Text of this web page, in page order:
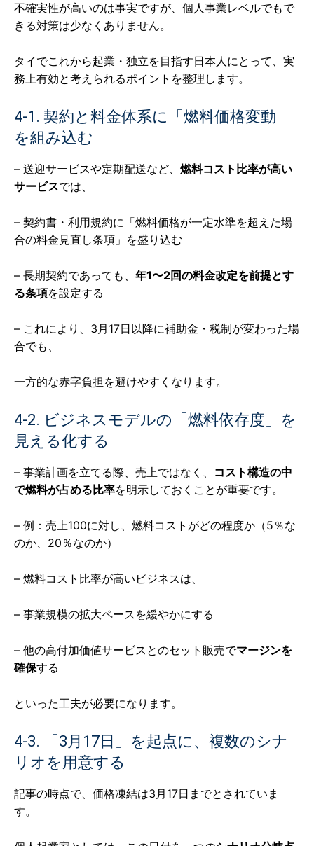
不確実性が高いのは事実ですが、個人事業レベルでもで
きる対策は少なくありません。
タイでこれから起業・独立を目指す日本人にとって、実
務上有効と考えられるポイントを整理します。
4-1. 契約と料金体系に「燃料価格変動」
を組み込む
– 送迎サービスや定期配送など、 燃料コスト比率が高い
サービスでは、
– 契約書・利用規約に「燃料価格が一定水準を超えた場
合の料金見直し条項」を盛り込む
– 長期契約であっても、 年1〜2回の料金改定を前提とす
る条項を設定する
– これにより、3月17日以降に補助金・税制が変わった場
合でも、
一方的な赤字負担を避けやすくなります。
4-2. ビジネスモデルの「燃料依存度」を
見える化する
– 事業計画を立てる際、売上ではなく、 コスト構造の中
で燃料が占める比率を明示しておくことが重要です。
– 例：売上100に対し、燃料コストがどの程度か（5％な
のか、20％なのか）
– 燃料コスト比率が高いビジネスは、
– 事業規模の拡大ペースを緩やかにする
– 他の高付加価値サービスとのセット販売でマージンを
確保する
といった工夫が必要になります。
4-3. 「3月17日」を起点に、複数のシナ
リオを用意する
記事の時点で、価格凍結は3月17日までとされていま
す。